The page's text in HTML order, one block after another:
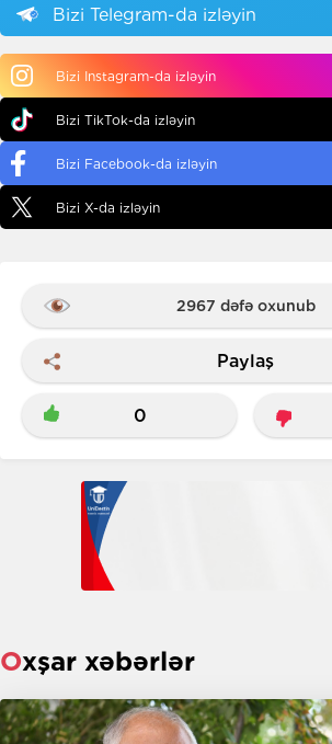
Bizi Telegram-da izləyin
Bizi Instagram-da izləyin
Bizi TikTok-da izləyin
Bizi Facebook-da izləyin
Bizi X-da izləyin
2967 dəfə oxunub
Paylaş
0
Oxşar xəbərlər